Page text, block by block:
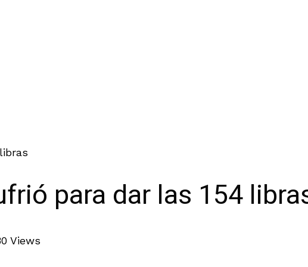
para dar las 154
Views